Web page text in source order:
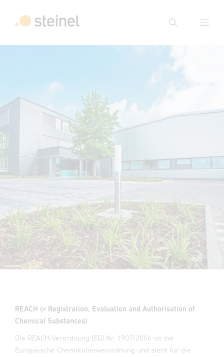
Suche
REACH (= Registration, Evaluation and Authorisation of
Chemical Substances)
Die REACH-Verordnung (EG) Nr. 1907/2006 ist die
Europäische Chemikalienverordnung und steht für die